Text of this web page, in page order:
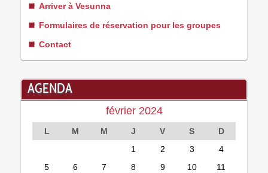
Arriver à Vesunna
Formulaires de réservation pour les groupes
Contact
AGENDA
février 2024
L M M J V S
D
1
2 3
4
5
6 7 8 9 10
11